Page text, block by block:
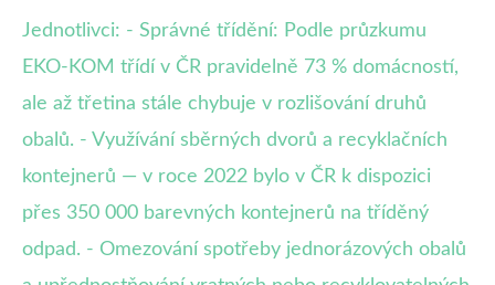
Jednotlivci: - Správné třídění: Podle průzkumu
EKO-KOM třídí v ČR pravidelně 73 % domácností,
ale až třetina stále chybuje v rozlišování druhů
obalů. - Využívání sběrných dvorů a recyklačních
kontejnerů — v roce 2022 bylo v ČR k dispozici
přes 350 000 barevných kontejnerů na tříděný
odpad. - Omezování spotřeby jednorázových obalů